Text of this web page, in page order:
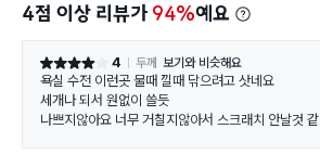
4점 이상 리뷰가 94%예요
별점 4점 4 두께 보기와 비슷해요
욕실 수전 이런곳 물때 낄때 닦으려고 삿네요
세개나 되서 원없이 쓸듯
나쁘지않아요 너무 거칠지않아서 스크래치 안날것 같